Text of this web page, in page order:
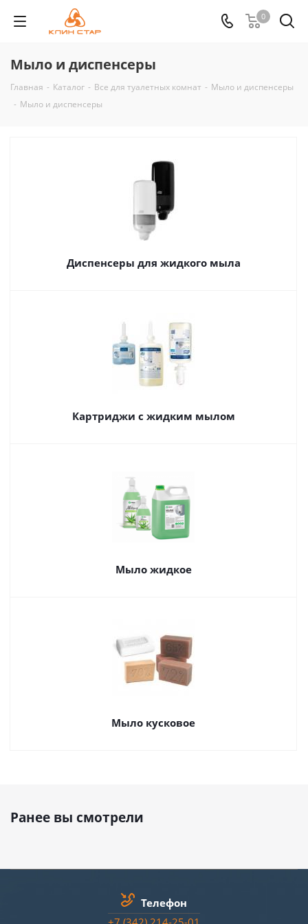
0
Мыло и диспенсеры
Главная - Каталог - Все для туалетных комнат - Мыло и диспенсеры
- Мыло и диспенсеры
Диспенсеры для жидкого мыла
Картриджи с жидким мылом
Мыло жидкое
Мыло кусковое
Ранее вы смотрели
Телефон